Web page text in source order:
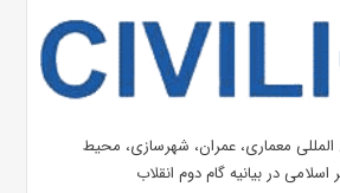
معماری، عمران، شهرسازی، محیط
در بیانیه گام دوم انقلاب